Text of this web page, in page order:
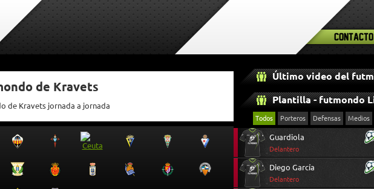
Contacto
de Kravets
de Kravets jornada a jornada
Todos Porteros Defensas Medios
Guardiola
Delantero
Diego García
Delantero